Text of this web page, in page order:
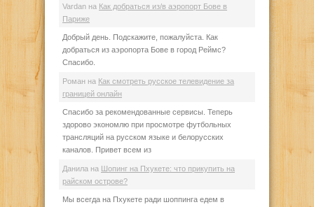
Vardan на Как добраться из/в аэропорт Бове в
Париже
Добрый день. Подскажите, пожалуйста. Как
добраться из аэропорта Бове в город Реймс?
Спасибо.
Роман на Как смотреть русское телевидение за
границей онлайн
Спасибо за рекомендованные сервисы. Теперь
здорово экономлю при просмотре футбольных
трансляций на русском языке и белорусских
каналов. Привет всем из
Данила на Шопинг на Пхукете: что прикупить на
райском острове?
Мы всегда на Пхукете ради шоппинга едем в